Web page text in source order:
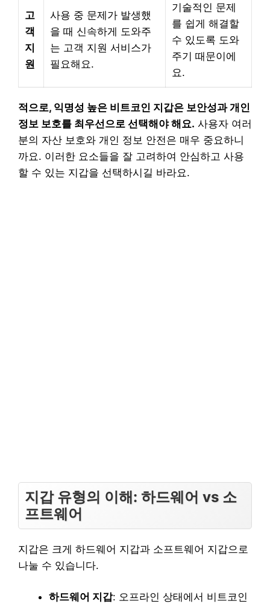
고
객
지
원
사용 중 문제가 발생했
을 때 신속하게 도와주
는 고객 지원 서비스가
필요해요.
기술적인 문제
를 쉽게 해결할
수 있도록 도와
주기 때문이에
요.
적으로, 익명성 높은 비트코인 지갑은 보안성과 개인
정보 보호를 최우선으로 선택해야 해요. 사용자 여러
분의 자산 보호와 개인 정보 안전은 매우 중요하니
까요. 이러한 요소들을 잘 고려하여 안심하고 사용
할 수 있는 지갑을 선택하시길 바라요.
지갑 유형의 이해: 하드웨어 vs 소
프트웨어
지갑은 크게 하드웨어 지갑과 소프트웨어 지갑으로
나눌 수 있습니다.
하드웨어 지갑: 오프라인 상태에서 비트코인